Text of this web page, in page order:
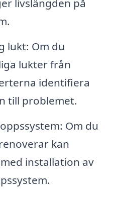
livslängden på
lukt: Om du
lukter från
identifiera
till problemet.
Om du
kan
installation av